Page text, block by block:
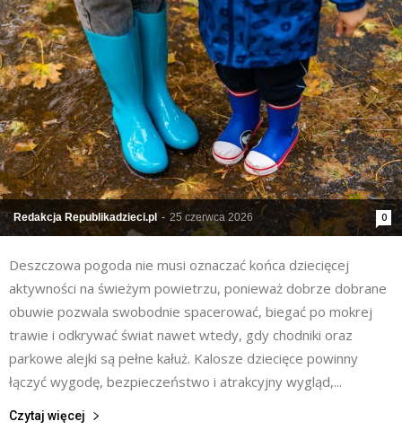
Redakcja Republikadzieci.pl - 25 czerwca 2026 0
Deszczowa pogoda nie musi oznaczać końca dziecięcej
aktywności na świeżym powietrzu, ponieważ dobrze dobrane
obuwie pozwala swobodnie spacerować, biegać po mokrej
trawie i odkrywać świat nawet wtedy, gdy chodniki oraz
parkowe alejki są pełne kałuż. Kalosze dziecięce powinny
łączyć wygodę, bezpieczeństwo i atrakcyjny wygląd,...
Czytaj więcej